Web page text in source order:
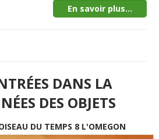
En savoir plus...
DANS LA
DES OBJETS
DU TEMPS 8 L'OMEGON